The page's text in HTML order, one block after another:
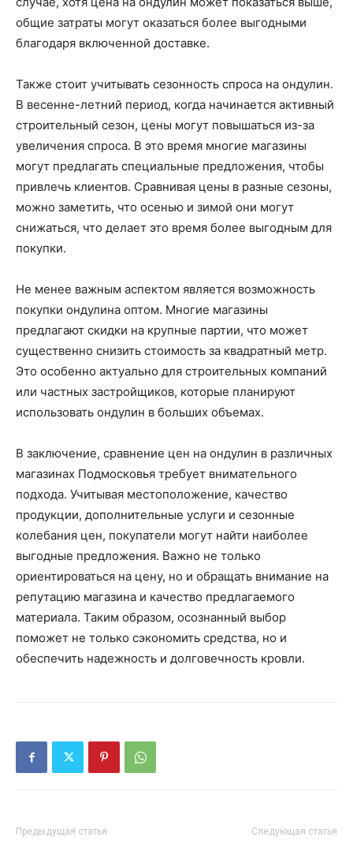
общие затраты могут оказаться более выгодными
благодаря включенной доставке.
Также стоит учитывать сезонность спроса на ондулин.
В весенне-летний период, когда начинается активный
строительный сезон, цены могут повышаться из-за
увеличения спроса. В это время многие магазины
могут предлагать специальные предложения, чтобы
привлечь клиентов. Сравнивая цены в разные сезоны,
можно заметить, что осенью и зимой они могут
снижаться, что делает это время более выгодным для
покупки.
Не менее важным аспектом является возможность
покупки ондулина оптом. Многие магазины
предлагают скидки на крупные партии, что может
существенно снизить стоимость за квадратный метр.
Это особенно актуально для строительных компаний
или частных застройщиков, которые планируют
использовать ондулин в больших объемах.
В заключение, сравнение цен на ондулин в различных
магазинах Подмосковья требует внимательного
подхода. Учитывая местоположение, качество
продукции, дополнительные услуги и сезонные
колебания цен, покупатели могут найти наиболее
выгодные предложения. Важно не только
ориентироваться на цену, но и обращать внимание на
репутацию магазина и качество предлагаемого
материала. Таким образом, осознанный выбор
поможет не только сэкономить средства, но и
обеспечить надежность и долговечность кровли.
Предыдущая статья Следующая статья